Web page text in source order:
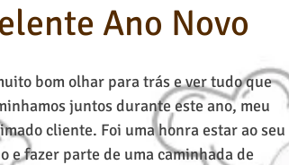
Ano Novo
bom olhar para trás e ver tudo que
juntos durante este ano, meu
cliente. Foi uma honra estar ao seu
e fazer parte de uma caminhada de